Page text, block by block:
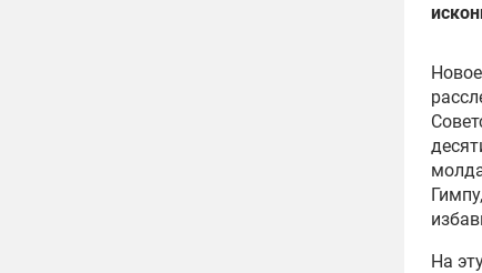
На